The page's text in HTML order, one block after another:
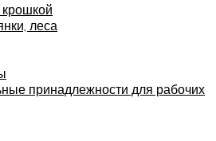
леса
принадлежности для рабочих